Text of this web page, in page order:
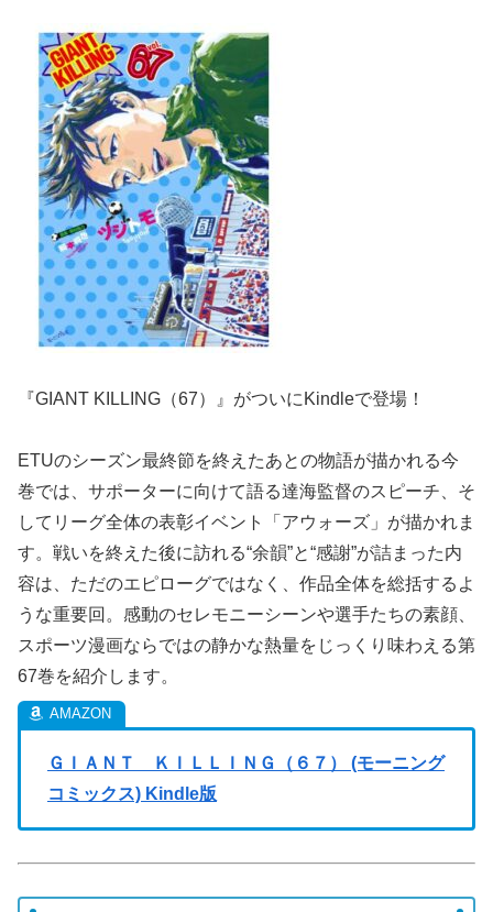
『GIANT KILLING（67）』がついにKindleで登場！
ETUのシーズン最終節を終えたあとの物語が描かれる今
巻では、サポーターに向けて語る達海監督のスピーチ、そ
してリーグ全体の表彰イベント「アウォーズ」が描かれま
す。戦いを終えた後に訪れる“余韻”と“感謝”が詰まった内
容は、ただのエピローグではなく、作品全体を総括するよ
うな重要回。感動のセレモニーシーンや選手たちの素顔、
スポーツ漫画ならではの静かな熱量をじっくり味わえる第
67巻を紹介します。
ＧＩＡＮＴ ＫＩＬＬＩＮＧ（６７） (モーニング
コミックス) Kindle版